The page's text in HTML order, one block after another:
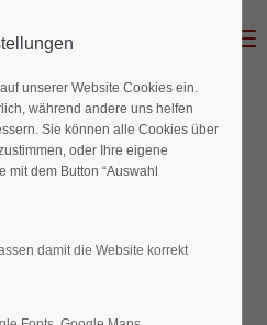
unserer Website Cookies ein.
während andere uns helfen
Sie können alle Cookies über
oder Ihre eigene
dem Button “Auswahl
damit die Website korrekt